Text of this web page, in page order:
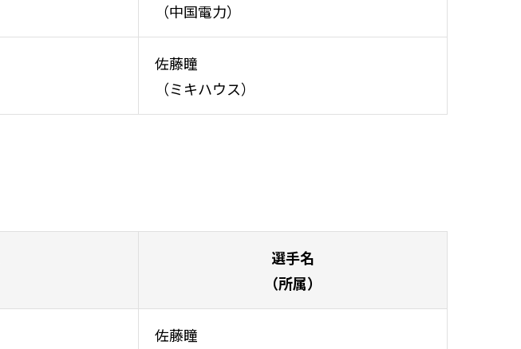
（中国電力）
佐藤瞳
（ミキハウス）
選手名
（所属）
佐藤瞳